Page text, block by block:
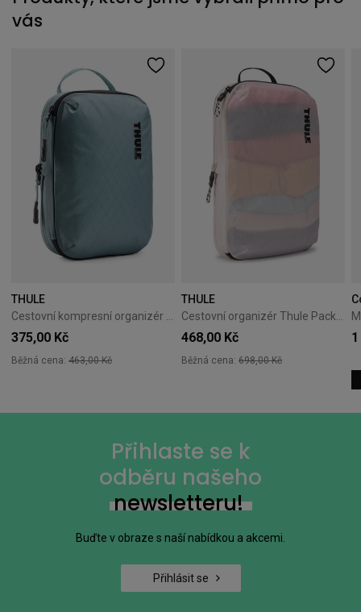
vás
THULE
375,00 Kč
Běžná cena: 463,00 Kč
THULE
468,00 Kč
Běžná cena: 698,00 Kč
Přihlaste se k
odběru našeho
newsletteru!
Buďte v obraze s naší nabídkou a akcemi.
Přihlásit se